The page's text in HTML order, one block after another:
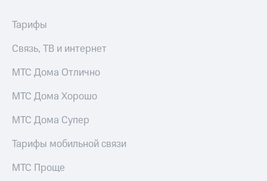
акционерам
ПАО
Собрания
акционеров
Личный
кабинет
акционера
Акционерный
капитал
Контроль
Тарифы
Связь, ТВ и интернет
МТС Дома Отлично
МТС Дома Хорошо
МТС Дома Супер
Тарифы мобильной связи
МТС Проще